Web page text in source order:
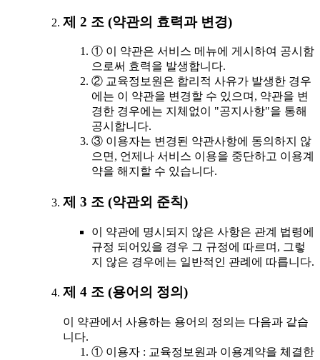
제 2 조 (약관의 효력과 변경)
① 이 약관은 서비스 메뉴에 게시하여 공시함
으로써 효력을 발생합니다.
② 교육정보원은 합리적 사유가 발생한 경우
에는 이 약관을 변경할 수 있으며, 약관을 변
경한 경우에는 지체없이 "공지사항"을 통해
공시합니다.
③ 이용자는 변경된 약관사항에 동의하지 않
으면, 언제나 서비스 이용을 중단하고 이용계
약을 해지할 수 있습니다.
제 3 조 (약관외 준칙)
이 약관에 명시되지 않은 사항은 관계 법령에
규정 되어있을 경우 그 규정에 따르며, 그렇
지 않은 경우에는 일반적인 관례에 따릅니다.
제 4 조 (용어의 정의)
이 약관에서 사용하는 용어의 정의는 다음과 같습
니다.
① 이용자 : 교육정보원과 이용계약을 체결한